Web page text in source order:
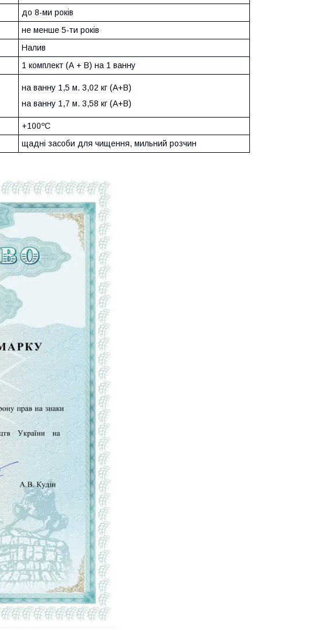
до 8-ми років
не менше 5-ти років
Налив
1 комплект (А + B) на 1 ванну
на ванну 1,5 м. 3,02 кг (А+B)
на ванну 1,7 м. 3,58 кг (A+B)
+100ºC
щадні засоби для чищення, мильний розчин